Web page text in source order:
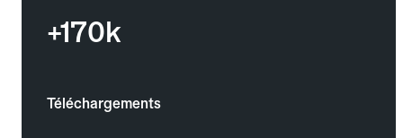
+170k
Téléchargements